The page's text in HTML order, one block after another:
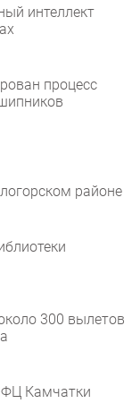
интеллект
процесс
районе
300 вылетов
Камчатки